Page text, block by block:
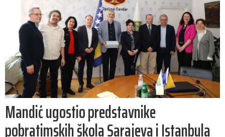
Mandić ugostio predstavnike
pobratimskih škola Sarajeva i Istanbula